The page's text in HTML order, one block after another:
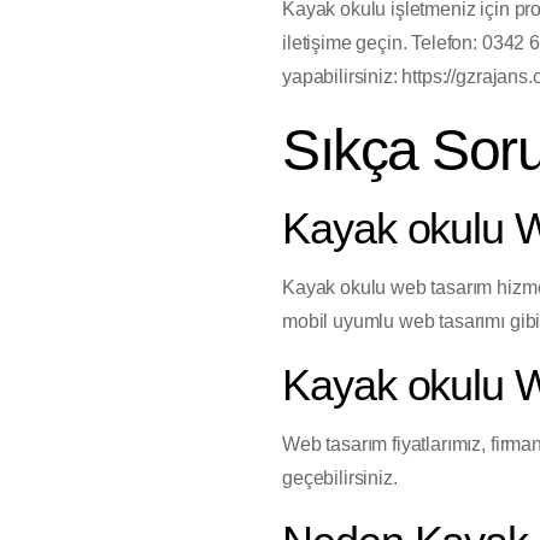
Kayak okulu işletmeniz için
iletişime geçin. Telefon: 0342
yapabilirsiniz: https://
Sıkça
Kayak okulu
Kayak okulu web tasarım
mobil uyumlu web tasarımı
Kayak okulu
Web tasarım fiyatlarımız,
geçebilirsiniz.